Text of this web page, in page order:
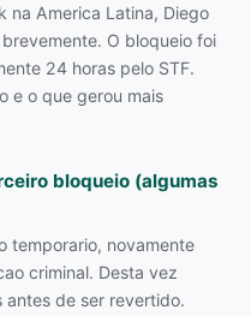
na America Latina, Diego
O bloqueio foi
24 horas pelo STF.
e o que gerou mais
bloqueio (algumas
temporario, novamente
criminal. Desta vez
antes de ser revertido.